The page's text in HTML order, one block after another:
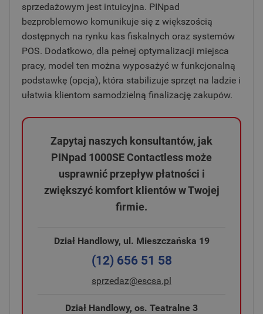
sprzedażowym jest intuicyjna. PINpad
bezproblemowo komunikuje się z większością
dostępnych na rynku kas fiskalnych oraz systemów
POS. Dodatkowo, dla pełnej optymalizacji miejsca
pracy, model ten można wyposażyć w funkcjonalną
podstawkę (opcja), która stabilizuje sprzęt na ladzie i
ułatwia klientom samodzielną finalizację zakupów.
Zapytaj naszych konsultantów, jak
PINpad 1000SE Contactless może
usprawnić przepływ płatności i
zwiększyć komfort klientów w Twojej
firmie.
Dział Handlowy, ul. Mieszczańska 19
(12) 656 51 58
sprzedaz@escsa.pl
Dział Handlowy, os. Teatralne 3